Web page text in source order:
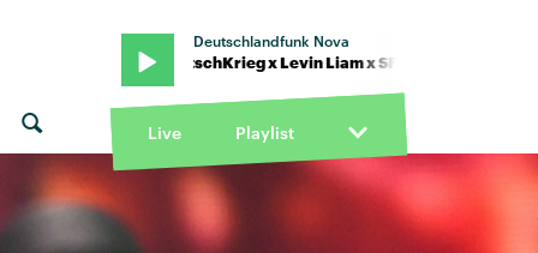
Deutschlandfunk Nova
feat. KitschKrieg x Levin Liam x SFR · "Für dich da" von
Live Playlist